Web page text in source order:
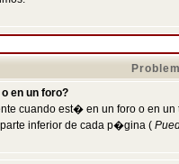
en un foro?
cuando est� en un foro o en
inferior de cada p�gina (